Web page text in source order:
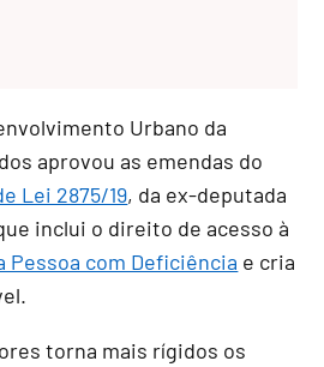
Urbano da
aprovou as emendas do
Lei 2875/19, da ex-deputada
inclui o direito de acesso à
Pessoa com Deficiência e cria
torna mais rígidos os